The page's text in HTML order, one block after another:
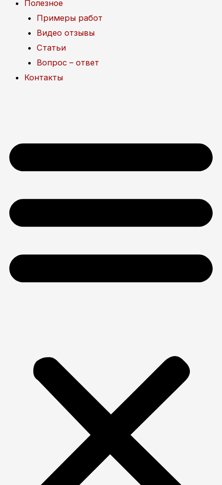
Полезное
Примеры работ
Видео отзывы
Статьи
Вопрос – ответ
Контакты